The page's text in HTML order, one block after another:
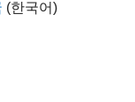
from
(한국어)